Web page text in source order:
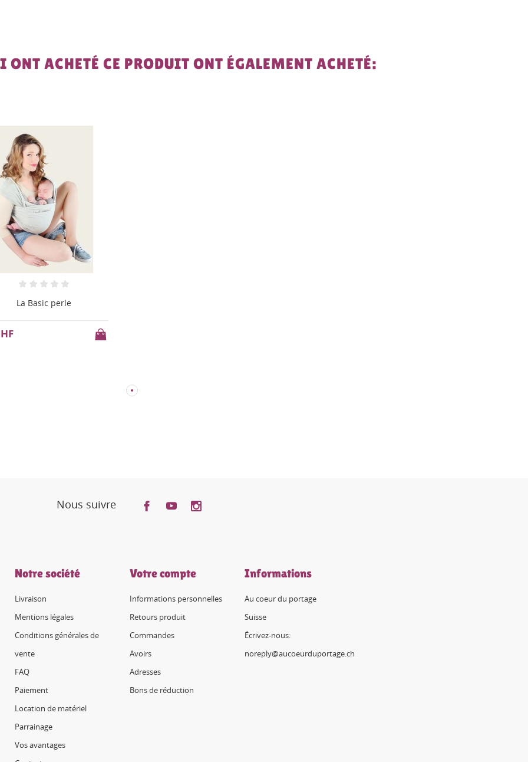
ONT ACHETÉ CE PRODUIT ONT ÉGALEMENT ACHETÉ:
La Basic perle
Nous suivre
Notre société
Livraison
Mentions légales
Conditions générales de
vente
FAQ
Paiement
Location de matériel
Parrainage
Vos avantages
Votre compte
Informations personnelles
Retours produit
Commandes
Avoirs
Adresses
Bons de réduction
Informations
Au coeur du portage
Suisse
Écrivez-nous:
noreply@aucoeurduportage.ch